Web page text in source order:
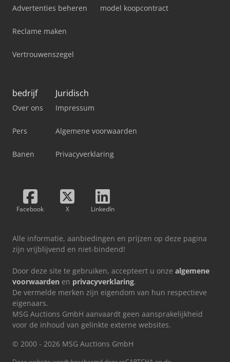
Advertenties beheren
Reclame maken
Vertrouwenszegel
model koopcontract
bedrijf
Over ons
Pers
Banen
Juridisch
Impressum
Algemene voorwaarden
Privacyverklaring
Facebook X LinkedIn
Alle informatie, aanbiedingen en prijzen op deze pagina
zijn vrijblijvend en niet-bindend!
Door deze site te gebruiken, accepteert u onze algemene
voorwaarden en privacyverklaring.
De vermelde merken zijn eigendom van hun respectieve
eigenaars.
MSG Auctions GmbH aanvaardt geen aansprakelijkheid
voor de inhoud van gelinkte externe websites.
© 2000 - 2026 MSG Auctions GmbH